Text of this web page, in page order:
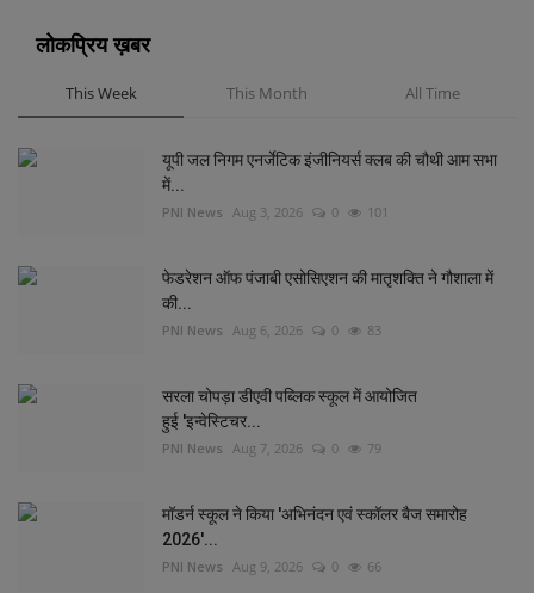
लोकप्रिय ख़बर
This Week This Month All Time
यूपी जल निगम एनर्जेटिक इंजीनियर्स क्लब की चौथी आम सभा
में...
PNI News Aug 3, 2026 0 101
फेडरेशन ऑफ पंजाबी एसोसिएशन की मातृशक्ति ने गौशाला में
की...
PNI News Aug 6, 2026 0 83
सरला चोपड़ा डीएवी पब्लिक स्कूल में आयोजित
हुई 'इन्वेस्टिचर...
PNI News Aug 7, 2026 0 79
मॉडर्न स्कूल ने किया 'अभिनंदन एवं स्कॉलर बैज समारोह
2026'...
PNI News Aug 9, 2026 0 66